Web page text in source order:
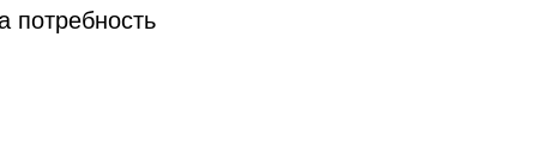
потребность